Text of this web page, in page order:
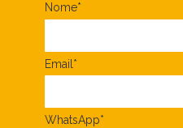
Nome*
Email*
WhatsApp*